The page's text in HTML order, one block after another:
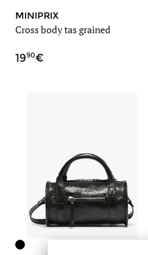
MINIPRIX
Cross body tas grained
1990